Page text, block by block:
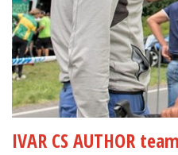
IVAR CS AUTHOR